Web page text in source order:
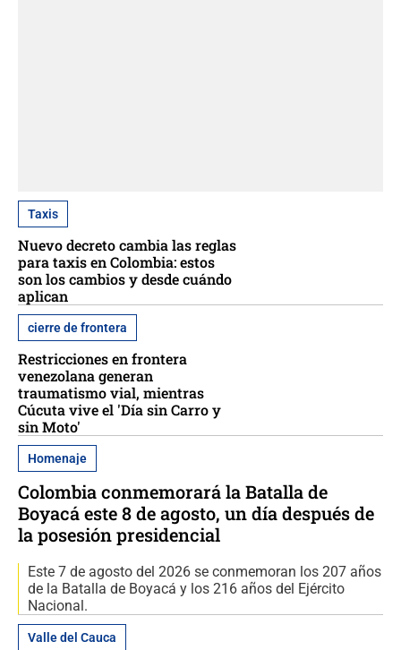
Taxis
Nuevo decreto cambia las reglas
para taxis en Colombia: estos
son los cambios y desde cuándo
aplican
cierre de frontera
Restricciones en frontera
venezolana generan
traumatismo vial, mientras
Cúcuta vive el 'Día sin Carro y
sin Moto'
Homenaje
Colombia conmemorará la Batalla de
Boyacá este 8 de agosto, un día después de
la posesión presidencial
Este 7 de agosto del 2026 se conmemoran los 207 años
de la Batalla de Boyacá y los 216 años del Ejército
Nacional.
Valle del Cauca